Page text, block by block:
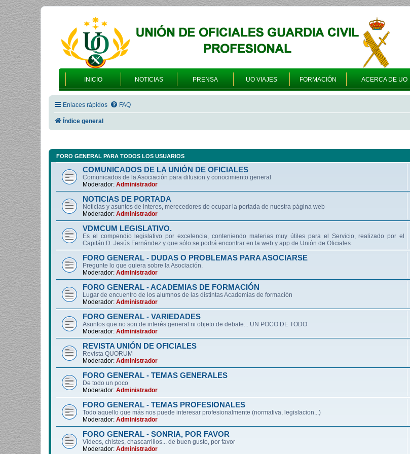
INICIO NOTICIAS PRENSA UO VIAJES FORMACIÓN ACERCA DE UO
Enlaces rápidos FAQ
Índice general
FORO GENERAL PARA TODOS LOS USUARIOS
COMUNICADOS DE LA UNIÓN DE OFICIALES
Comunicados de la Asociación para difusion y conocimiento general
Moderador: Administrador
NOTICIAS DE PORTADA
Noticias y asuntos de interes, merecedores de ocupar la portada de nuestra página web
Moderador: Administrador
VDMCUM LEGISLATIVO.
Es el compendio legislativo por excelencia, conteniendo materias muy útiles para el Servicio, realizado por el
Capitán D. Jesús Fernández y que sólo se podrá encontrar en la web y app de Unión de Oficiales.
FORO GENERAL - DUDAS O PROBLEMAS PARA ASOCIARSE
Pregunte lo que quiera sobre la Asociación.
Moderador: Administrador
FORO GENERAL - ACADEMIAS DE FORMACIÓN
Lugar de encuentro de los alumnos de las distintas Academias de formación
Moderador: Administrador
FORO GENERAL - VARIEDADES
Asuntos que no son de interés general ni objeto de debate... UN POCO DE TODO
Moderador: Administrador
REVISTA UNIÓN DE OFICIALES
Revista QUORUM
Moderador: Administrador
FORO GENERAL - TEMAS GENERALES
De todo un poco
Moderador: Administrador
FORO GENERAL - TEMAS PROFESIONALES
Todo aquello que más nos puede interesar profesionalmente (normativa, legislacion...)
Moderador: Administrador
FORO GENERAL - SONRIA, POR FAVOR
Videos, chistes, chascarrillos... de buen gusto, por favor
Moderador: Administrador